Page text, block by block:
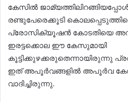
കേസിൽ
രണ്ടുപേരെക്കൂടി
പ്രോസിക്യൂഷൻ കോടതിയെ
ഇരട്ടക്കൊല ഈ കേസുമായി
കൂട്ടിക്കുഴക്കരുതെന്നായിരുന്നു
ഇത് അപൂർവങ്ങളിൽ അപൂ‌ർവ
വാദിച്ചിരുന്നു.